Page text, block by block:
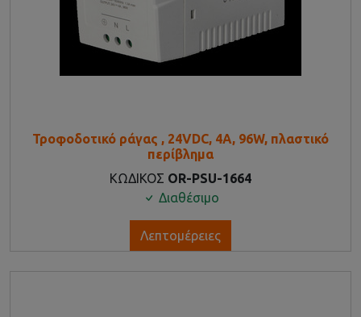
Τροφοδοτικό ράγας , 24VDC, 4A, 96W, πλαστικό
περίβλημα
ΚΩΔΙΚΟΣ OR-PSU-1664
Διαθέσιμο
Λεπτομέρειες